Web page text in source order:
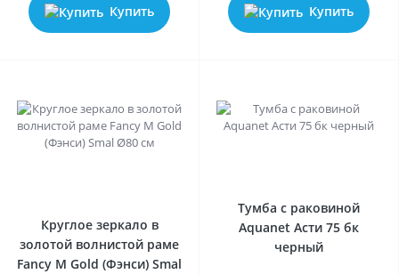
Купить Купить
Круглое зеркало в
золотой волнистой раме
Fancy M Gold (Фэнси) Smal
Тумба с раковиной
Aquanet Асти 75 бк
черный